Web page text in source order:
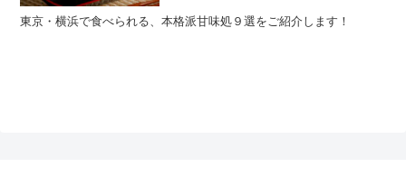
東京・横浜で食べられる、本格派甘味処９選をご紹介します！